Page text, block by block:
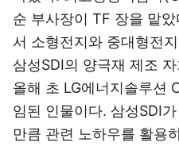
순 부사장이 TF 장을 맡
서 소형전지와 중대형전
삼성SDI의 양극재 제조
올해 초 LG에너지솔루션
임된 인물이다. 삼성SDI
만큼 관련 노하우를 활용